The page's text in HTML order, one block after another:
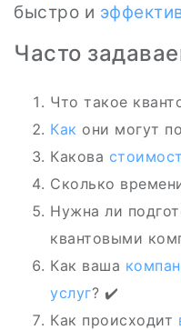
быстро и
Часто
Что такое
Как они могут
Какова
Сколько
Нужна ли
квантовыми
Как ваша
услуг? ✔️
Как происходит